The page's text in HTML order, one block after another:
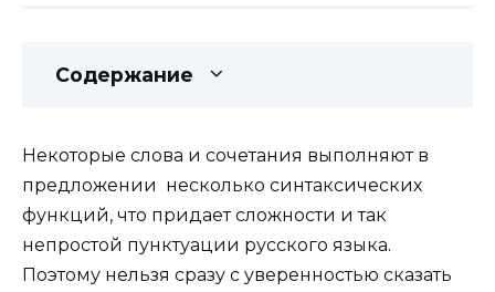
Содержание
Некоторые слова и сочетания выполняют в
предложении несколько синтаксических
функций, что придает сложности и так
непростой пунктуации русского языка.
Поэтому нельзя сразу с уверенностью сказать